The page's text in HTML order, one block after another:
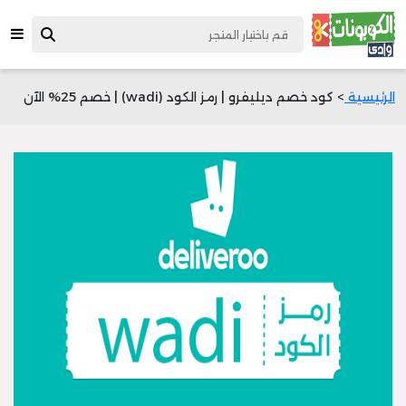
الرئيسية > كود خصم ديليفرو | رمز الكود (wadi) | خصم 25% الآن